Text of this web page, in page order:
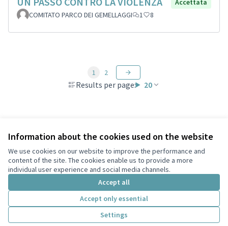
Information about the cookies used on the website
We use cookies on our website to improve the performance and
content of the site. The cookies enable us to provide a more
individual user experience and social media channels.
Accept all
Accept only essential
Settings
Accettata
COMITATO PARCO DEI GEMELLAGGI
1 8
Results per page: 20
1 2
Terms of Service
Cookie settings
English
Choose languageScegli la lingua
Website made withfree software .
Creative
(External